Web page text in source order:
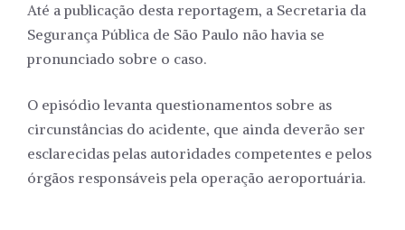
Até a publicação desta reportagem, a Secretaria da
Segurança Pública de São Paulo não havia se
pronunciado sobre o caso.
O episódio levanta questionamentos sobre as
circunstâncias do acidente, que ainda deverão ser
esclarecidas pelas autoridades competentes e pelos
órgãos responsáveis pela operação aeroportuária.